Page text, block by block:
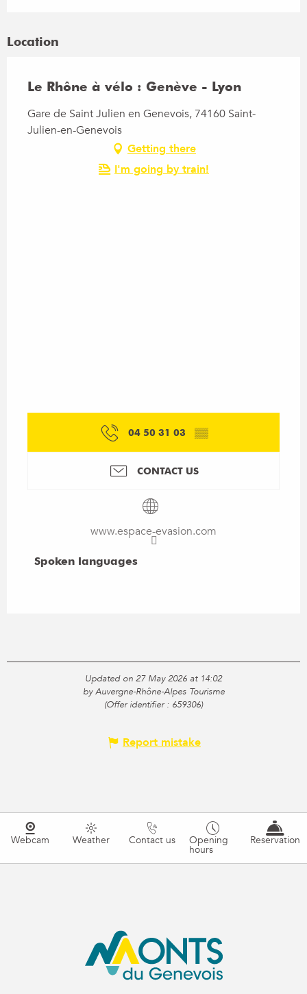
Location
Le Rhône à vélo : Genève - Lyon
Gare de Saint Julien en Genevois, 74160 Saint-
Julien-en-Genevois
Getting there
I'm going by train!
04 50 31 03 ▒▒
CONTACT US
www.espace-evasion.com
Spoken languages
Spoken languages
Updated on 27 May 2026 at 14:02
by Auvergne-Rhône-Alpes Tourisme
(Offer identifier : 659306)
Report mistake
Webcam Weather Contact us Opening
hours
Reservation